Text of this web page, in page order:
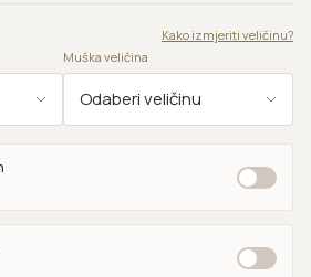
Kako izmjeriti veličinu?
Muška veličina